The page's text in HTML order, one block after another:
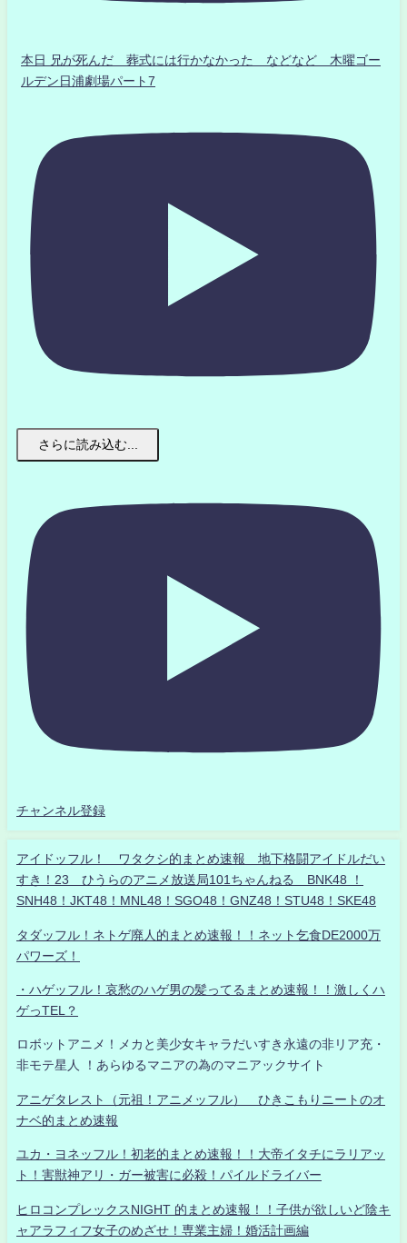
本日 兄が死んだ 葬式には行かなかった などなど 木曜ゴー
ルデン日浦劇場パート7
さらに読み込む...
チャンネル登録
アイドッフル！ ワタクシ的まとめ速報 地下格闘アイドルだい
すき！23 ひうらのアニメ放送局101ちゃんねる BNK48 ！
SNH48！JKT48！MNL48！SGO48！GNZ48！STU48！SKE48
タダッフル！ネトゲ廃人的まとめ速報！！ネット乞食DE2000万
パワーズ！
・ハゲッフル！哀愁のハゲ男の髪ってるまとめ速報！！激しくハ
ゲっTEL？
ロボットアニメ！メカと美少女キャラだいすき永遠の非リア充・
非モテ星人 ！あらゆるマニアの為のマニアックサイト
アニゲタレスト（元祖！アニメッフル） ひきこもりニートのオ
ナベ的まとめ速報
ユカ・ヨネッフル！初老的まとめ速報！！大帝イタチにラリアッ
ト！害獣神アリ・ガー被害に必殺！パイルドライバー
ヒロコンプレックスNIGHT 的まとめ速報！！子供が欲しいど陰キ
ャアラフィフ女子のめざせ！専業主婦！婚活計画編